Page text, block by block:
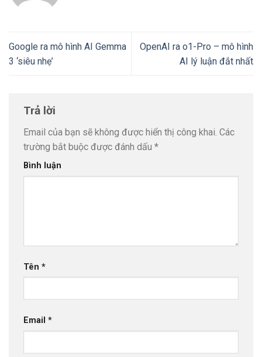
Google ra mô hình AI Gemma
3 ‘siêu nhẹ’
OpenAI ra o1-Pro – mô hình
AI lý luận đắt nhất
Trả lời
Email của bạn sẽ không được hiển thị công khai. Các
trường bắt buộc được đánh dấu *
Bình luận
Tên *
Email *